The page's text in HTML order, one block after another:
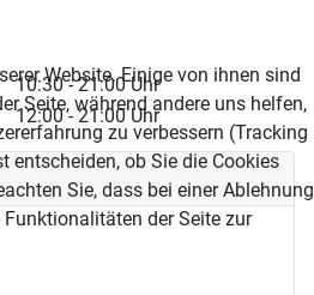
10:30 - 21:00 Uhr
12:00 - 21:00 Uhr
Website. Einige von ihnen sind
Seite, während andere uns helfen,
zu verbessern (Tracking
entscheiden, ob Sie die Cookies
Sie, dass bei einer Ablehnung
der Seite zur